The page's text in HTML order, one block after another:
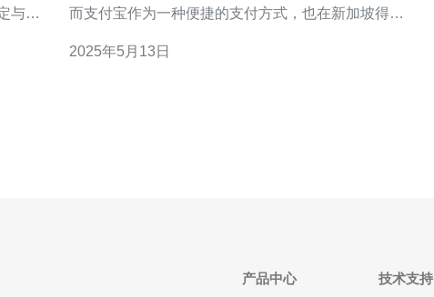
与IO
扩
而支付宝作为一种便捷的支付方式，也在新加坡得到
到许多便利和优势。 新加坡VPS通常采用高性能服务
2025年5月13日
产品中心 技术支持